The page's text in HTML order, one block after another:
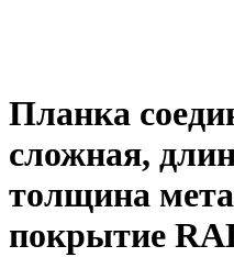
Планка
сложная,
толщина
покрытие